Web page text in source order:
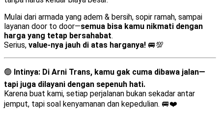
Mulai dari armada yang adem & bersih, sopir ramah, sampai
layanan door to door—semua bisa kamu nikmati dengan
harga yang tetap bersahabat.
Serius, value-nya jauh di atas harganya! 🚐💯
🟢 Intinya: Di Arni Trans, kamu gak cuma dibawa jalan—
tapi juga dilayani dengan sepenuh hati.
Karena buat kami, setiap perjalanan bukan sekadar antar
jemput, tapi soal kenyamanan dan kepedulian. 🚐❤️